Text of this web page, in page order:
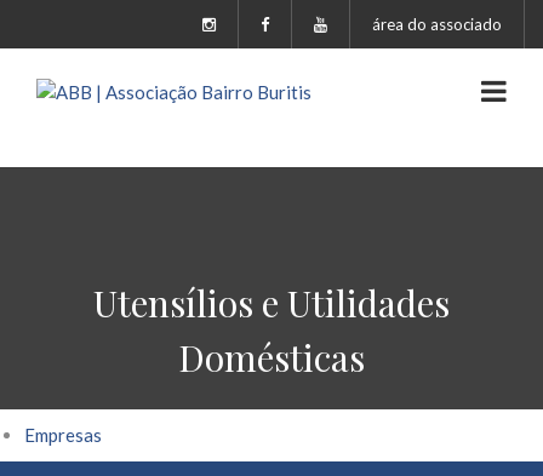
área do associado
Utensílios e Utilidades
Domésticas
Empresas